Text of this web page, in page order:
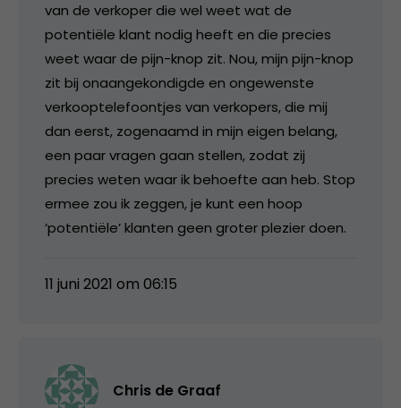
van de verkoper die wel weet wat de
potentiële klant nodig heeft en die precies
weet waar de pijn-knop zit. Nou, mijn pijn-knop
zit bij onaangekondigde en ongewenste
verkooptelefoontjes van verkopers, die mij
dan eerst, zogenaamd in mijn eigen belang,
een paar vragen gaan stellen, zodat zij
precies weten waar ik behoefte aan heb. Stop
ermee zou ik zeggen, je kunt een hoop
‘potentiële’ klanten geen groter plezier doen.
11 juni 2021 om 06:15
Chris de Graaf